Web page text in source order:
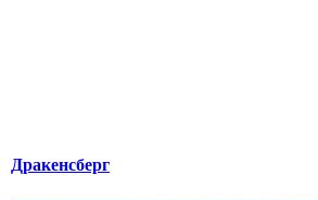
Дракенсберг